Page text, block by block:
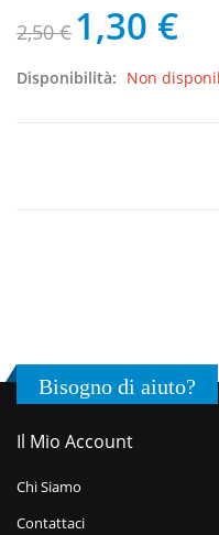
2,50 € 1,30 €
Disponibilità: Non
Bisogno di aiuto?
Il Mio Account
Chi Siamo
Contattaci